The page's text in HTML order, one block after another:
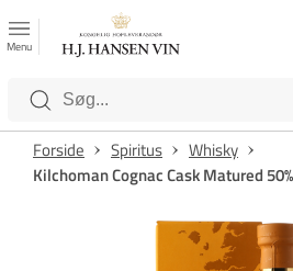
Kategorier
Menu
Forside Spiritus
Whisky
Kilchoman Cognac Cask Matured